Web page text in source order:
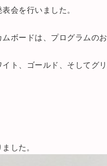
会を行いました。
ボードは、プログラムのお
ト、ゴールド、そしてグリ
した。